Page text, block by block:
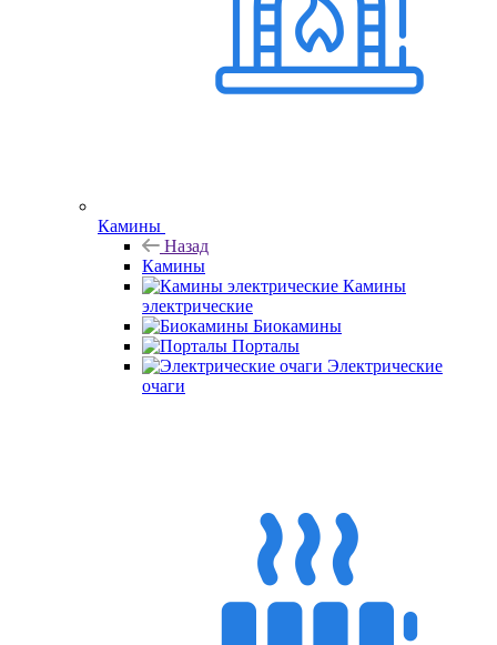
Камины
Назад
Камины
Камины
электрические
Биокамины
Порталы
Электрические
очаги